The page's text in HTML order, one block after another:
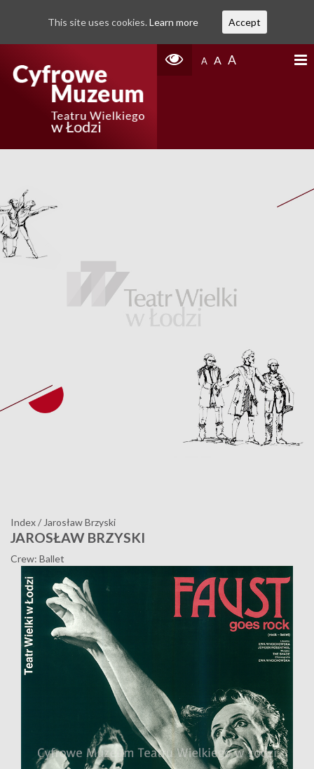
A A A
Index/ Jarosław Brzyski
JAROSŁAW BRZYSKI
Crew: Ballet
This site uses cookies. Learn more Accept